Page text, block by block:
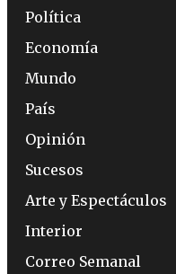
Política
Economía
Mundo
País
Opinión
Sucesos
Arte y Espectáculos
Interior
Correo Semanal